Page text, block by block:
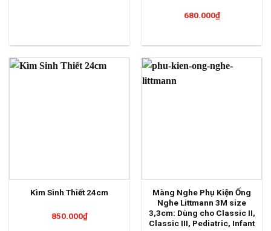
680.000₫
Kìm Sinh Thiết 24cm
850.000₫
Màng Nghe Phụ Kiện Ống
Nghe Littmann 3M size
3,3cm: Dùng cho Classic II,
Classic III, Pediatric, Infant